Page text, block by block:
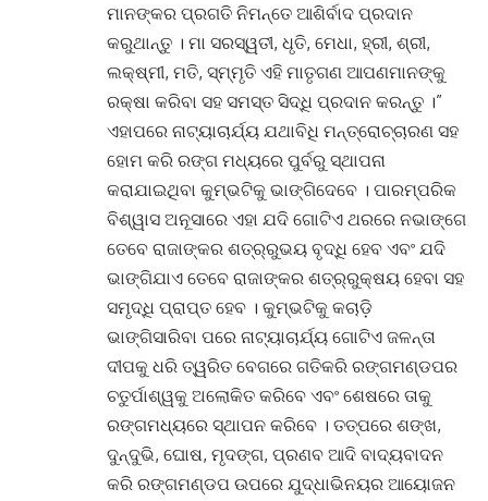
ମାନଙ୍କର ପ୍ରଗତି ନିମନ୍ତେ ଆଶିର୍ବାଦ ପ୍ରଦାନ
କରୁଥାନ୍ତୁ । ମା ସରସ୍ୱତୀ, ଧୃତି, ମେଧା, ହ୍ରୀ, ଶ୍ରୀ,
ଲକ୍ଷ୍ମୀ, ମତି, ସ୍ମ୍ମୃତି ଏହି ମାତୃଗଣ ଆପଣମାନଙ୍କୁ
ରକ୍ଷା କରିବା ସହ ସମସ୍ତ ସିଦ୍ଧି ପ୍ରଦାନ କରନ୍ତୁ ।”
ଏହାପରେ ନାଟ୍ୟାଚାର୍ଯ୍ୟ ଯଥାବିଧି ମନ୍ତ୍ରୋଚ୍ଚାରଣ ସହ
ହୋମ କରି ରଙ୍ଗ ମଧ୍ୟରେ ପୁର୍ବରୁ ସ୍ଥାପନା
କରାଯାଇଥିବା କୁମ୍ଭଟିକୁ ଭାଙ୍ଗିଦେବେ । ପାରମ୍ପରିକ
ବିଶ୍ୱାସ ଅନୂସାରେ ଏହା ଯଦି ଗୋଟିଏ ଥରରେ ନଭାଙ୍ଗେ
ତେବେ ରାଜାଙ୍କର ଶତ୍ର୍ରୁଭୟ ବୃଦ୍ଧି ହେବ ଏବଂ ଯଦି
ଭାଙ୍ଗିଯାଏ ତେବେ ରାଜାଙ୍କର ଶତ୍ର୍ରୁକ୍ଷୟ ହେବା ସହ
ସମୃଦ୍ଧି ପ୍ରାପ୍ତ ହେବ । କୁମ୍ଭଟିକୁ କଚାଡି଼
ଭାଙ୍ଗିସାରିବା ପରେ ନାଟ୍ୟାଚାର୍ଯ୍ୟ ଗୋଟିଏ ଜଳନ୍ତା
ଦୀପକୁ ଧରି ତ୍ୱରିତ ବେଗରେ ଗତିକରି ରଙ୍ଗମଣ୍ଡପର
ଚତୁର୍ପାଶ୍ୱକୁ ଅଲୋକିତ କରିବେ ଏବଂ ଶେଷରେ ତାକୁ
ରଙ୍ଗମଧ୍ୟରେ ସ୍ଥାପନ କରିବେ । ତତ୍ପରେ ଶଙ୍ଖ,
ଦୁନ୍ଦୁଭି, ଘୋଷ, ମୃଦଙ୍ଗ, ପ୍ରଣବ ଆଦି ବାଦ୍ୟବାଦନ
କରି ରଙ୍ଗମଣ୍ଡପ ଉପରେ ଯୁଦ୍ଧାଭିନୟର ଆୟୋଜନ